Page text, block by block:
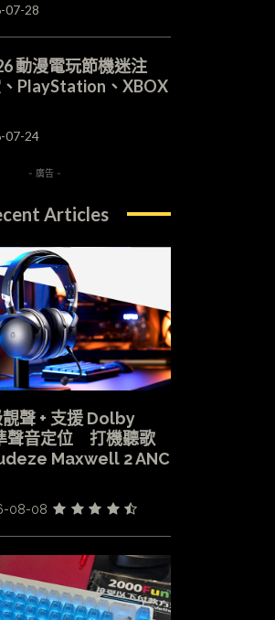
07-28
動漫電玩節機迷注
PlayStation、XBOX
07-24
- 廣告 -
Articles
聲 + 支援 Dolby
聲音定位 打機聽歌
Maxwell 2 ANC
08-08